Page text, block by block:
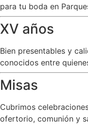
para tu boda en
XV años
Bien presentables y
conocidos entre
Misas
Cubrimos
ofertorio, comunión y